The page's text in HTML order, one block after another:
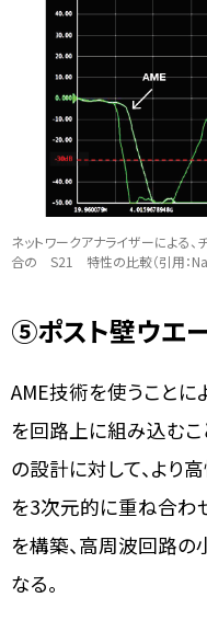
ネットワークアナライザーによる
合の S21 特性の比較（引用：
⑤ポスト壁ウエ
AME技術を使うことに
を回路上に組み込むこ
の設計に対して、より
を3次元的に重ね合わ
を構築、高周波回路の
なる。